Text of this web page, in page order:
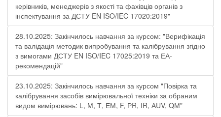
керівників, менеджерів з якості та фахівців органів з
інспектування за ДСТУ EN ISO/IEC 17020:2019"
28.10.2025: Закінчилось навчання за курсом: "Верифікація
та валідація методик випробування та калібрування згідно
з вимогами ДСТУ EN ISO/IEC 17025:2019 та ЕА-
рекомендацій"
23.10.2025: Закінчилось навчання за курсом "Повірка та
калібрування засобів вимірювальної техніки за обраним
видом вимірювань: L, М, Т, ЕМ, F, РR, ІR, АUV, QМ"